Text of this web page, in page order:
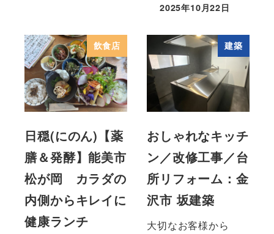
2025年10月22日
飲食店
日穏(にのん)【薬
膳＆発酵】能美市
松が岡 カラダの
内側からキレイに
健康ランチ
建築
おしゃれなキッチ
ン／改修工事／台
所リフォーム：金
沢市 坂建築
大切なお客様から